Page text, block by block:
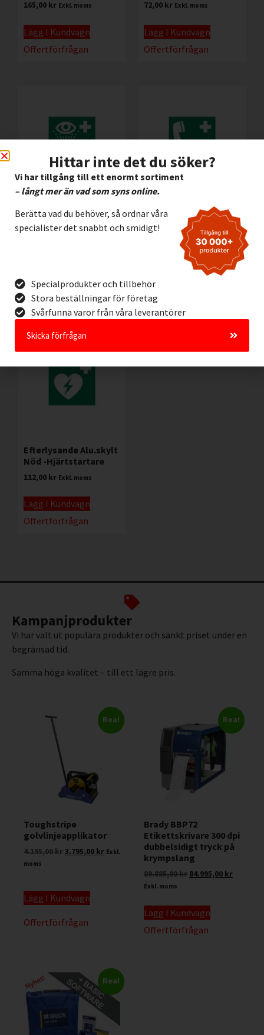
165,00 kr Exkl. moms
Lägg I Kundvagn
Offertförfrågan
72,00 kr Exkl. moms
Lägg I Kundvagn
Offertförfrågan
Efterlysande
Halogenfri Skylt Nöd
– Ögondusch
Offertförfrågan
Efterlysande Alu.skylt
Nöd -Telefon
112,00 Exkl. moms
Lägg I Kundvagn
Offertförfrågan
Efterlysande Alu.skylt
Nöd -Hjärtstartare
112,00 kr Exkl. moms
Lägg I Kundvagn
Offertförfrågan
Kampanjprodukter
Vi har valt ut populära produkter och sänkt priset under en
begränsad tid.
Samma höga kvalitet – till ett lägre pris.
Rea!
Toughstripe
golvlinjeapplikator
4.195,00kr3.795,00 kr Exkl.
moms
Lägg I Kundvagn
Offertförfrågan
Rea!
Brady BBP72
Etikettskrivare 300 dpi
dubbelsidigt tryck på
krympslang
89.885,00kr 84.995,00 kr
Exkl. moms
Lägg I Kundvagn
Offertförfrågan
Rea!
Hittar inte det du söker?
Vi har tillgång till ett enormt sortiment
– långt mer än vad som syns online.
Berätta vad du behöver, så ordnar våra
specialister det snabbt och smidigt!
Specialprodukter och tillbehör
Stora beställningar för företag
Svårfunna varor från våra leverantörer
Skicka förfrågan